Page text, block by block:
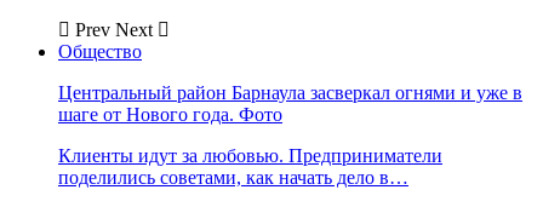
Prev Next
Общество
Центральный район Барнаула засверкал огнями и уже в
шаге от Нового года. Фото
Клиенты идут за любовью. Предприниматели
поделились советами, как начать дело в…